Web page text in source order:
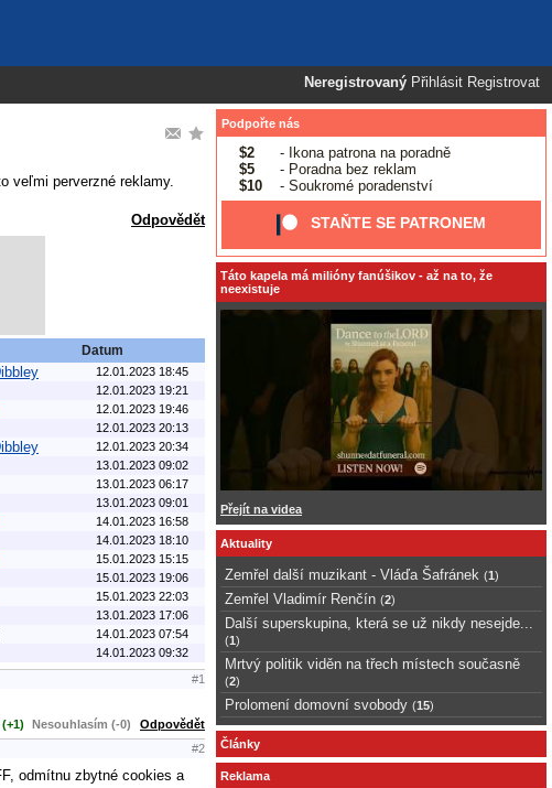
Neregistrovaný Přihlásit Registrovat
veľmi perverzné reklamy.
Odpovědět
Datum
12.01.2023 18:45
12.01.2023 19:21
12.01.2023 19:46
12.01.2023 20:13
12.01.2023 20:34
13.01.2023 09:02
13.01.2023 06:17
13.01.2023 09:01
14.01.2023 16:58
14.01.2023 18:10
15.01.2023 15:15
15.01.2023 19:06
15.01.2023 22:03
13.01.2023 17:06
14.01.2023 07:54
14.01.2023 09:32
#1
Nesouhlasím (-0) Odpovědět
#2
odmítnu zbytné cookies a
Podpořte nás
$2
- Ikona patrona na poradně
$5
- Poradna bez reklam
$10
- Soukromé poradenství
STAŇTE SE PATRONEM
Táto kapela má milióny fanúšikov - až na to, že
neexistuje
Přejít na videa
Aktuality
Zemřel další muzikant - Vláďa Šafránek (1 )
Zemřel Vladimír Renčín (2)
Další superskupina, která se už nikdy nesejde...
(1 )
Mrtvý politik viděn na třech místech současně
(2)
Prolomení domovní svobody (15)
Články
Reklama